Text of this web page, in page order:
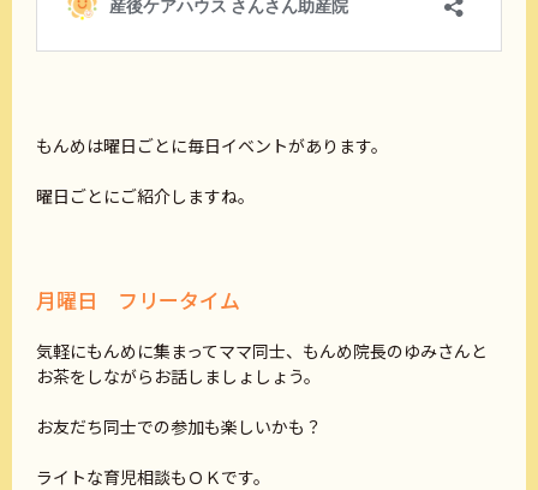
もんめは曜日ごとに毎日イベントがあります。
曜日ごとにご紹介しますね。
月曜日 フリータイム
気軽にもんめに集まってママ同士、もんめ院長のゆみさんと
お茶をしながらお話しましょしょう。
お友だち同士での参加も楽しいかも？
ライトな育児相談もＯＫです。